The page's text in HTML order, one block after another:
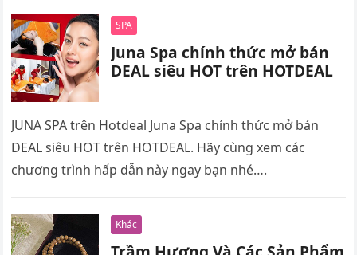
SPA
Juna Spa chính thức mở bán
DEAL siêu HOT trên HOTDEAL
JUNA SPA trên Hotdeal Juna Spa chính thức mở bán
DEAL siêu HOT trên HOTDEAL. Hãy cùng xem các
chương trình hấp dẫn này ngay bạn nhé….
Khác